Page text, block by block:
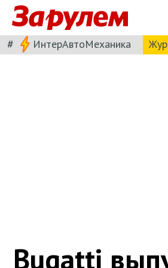
# ИнтерАвтоМеханика
Bugatti